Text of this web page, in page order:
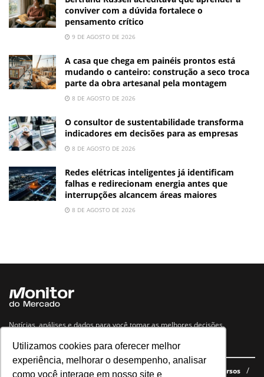
Utilizamos cookies para oferecer melhor
experiência, melhorar o desempenho, analisar
como você interage em nosso site e
conviver com a dúvida fortalece o
pensamento crítico
9 DE AGOSTO DE 2026
A casa que chega em painéis prontos está
mudando o canteiro: construção a seco troca
parte da obra artesanal pela montagem
8 DE AGOSTO DE 2026
O consultor de sustentabilidade transforma
indicadores em decisões para as empresas
8 DE AGOSTO DE 2026
Redes elétricas inteligentes já identificam
falhas e redirecionam energia antes que
interrupções alcancem áreas maiores
8 DE AGOSTO DE 2026
Notícias, análises e dados para você tomar as melhores decisões.
Navegue no site
Últimas notícias Quem somos E-books gratuitos Cursos